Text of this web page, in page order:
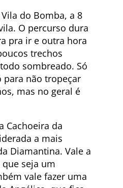
do Bomba, a 8
O percurso dura
pra ir e outra hora
trechos
sombreado. Só
para não tropeçar
mas no geral é
Cachoeira da
a mais
Diamantina. Vale a
seja um
vale fazer uma